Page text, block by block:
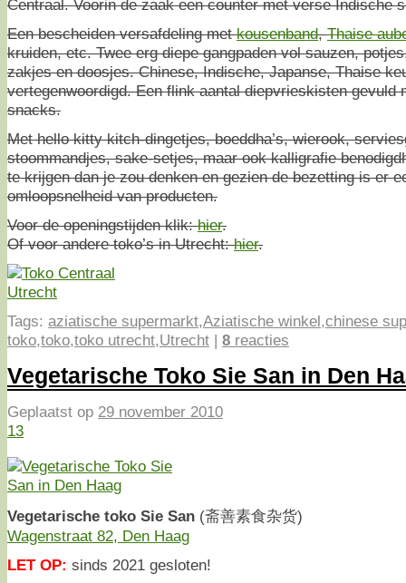
Centraal. Voorin de zaak een counter met verse Indische
Een bescheiden versafdeling metkousenband,Thaise
kruiden, etc. Twee erg diepe gangpaden vol sauzen,
zakjes en doosjes. Chinese, Indische, Japanse, Thaise
vertegenwoordigd. Een flink aantal diepvrieskisten gevuld
snacks.
Met hello kitty kitch-dingetjes, boeddha’s, wierook,
stoommandjes, sake-setjes, maar ook kalligrafie
te krijgen dan je zou denken en gezien de bezetting is er
omloopsnelheid van producten.
Voor de openingstijden klik:hier.
Of voor andere toko’s in Utrecht:hier.
Tags: aziatische supermarkt,Aziatische winkel,chinese
toko,toko,toko utrecht,Utrecht | 8 reacties
Vegetarische Toko Sie San in Den
Geplaatst op 29 november 2010
13
Vegetarische toko Sie San (斋善素食杂货)
Wagenstraat 82, Den Haag
LET OP: sinds 2021 gesloten!